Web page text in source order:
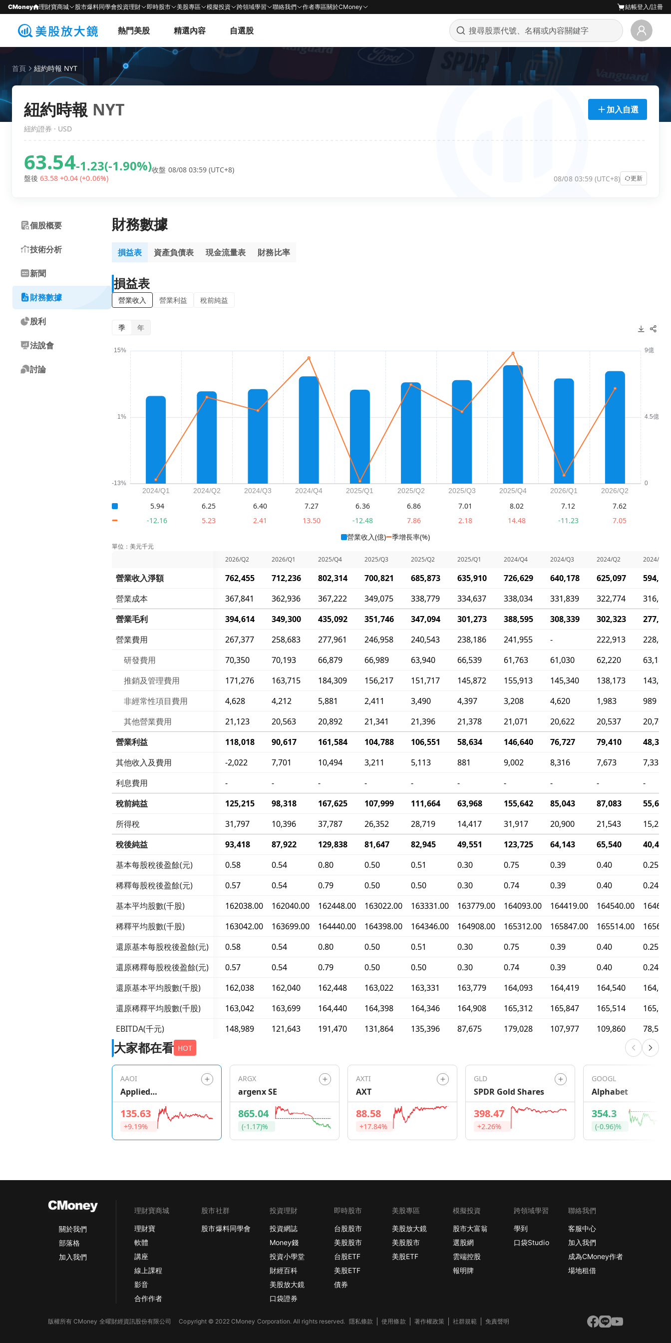
CMoney 理財寶商城 股市爆料同學會投資理財 即時股市 美股專區 模擬投資 跨領域學習 聯絡我們 作者專區關於CMoney 結帳登入/註冊
熱門美股 精選內容 自選股
首頁 紐約時報 NYT
紐約時報 NYT 加入自選
紐約證券 · USD
63.54-1.23(-1.90%)收盤 08/08 03:59 (UTC+8)
盤後63.58+0.04(+0.06%) 08/08 03:59 (UTC+8) 更新
個股概要
技術分析
新聞
財務數據
股利
法說會
討論
財務數據
損益表 資產負債表 現金流量表 財務比率
損益表
營業收入 營業利益 稅前純益
季 年
5.94 6.25 6.40 7.27 6.36 6.86 7.01 8.02 7.12
7.62
-12.16
5.23 2.41 13.50 -12.48 7.86 2.18 14.48 -11.23
7.05
營業收入(億)
季增長率(%)
單位：美元千元
2026/Q2
2026/Q1 2025/Q4 2025/Q3 2025/Q2 2025/Q1 2024/Q4 2024/Q3 2024/Q2 2024/Q1
營業收入淨額 762,455 712,236 802,314 700,821 685,873 635,910 726,629 640,178 625,097
營業成本
367,841 362,936 367,222 349,075 338,779 334,637 338,034 331,839 322,774
營業毛利
394,614 349,300 435,092 351,746 347,094 301,273 388,595 308,339 302,323
營業費用
267,377 258,683 277,961 246,958 240,543 238,186 241,955 - 222,913
研發費用
70,350 70,193 66,879 66,989 63,940 66,539 61,763 61,030 62,220
63,185
推銷及管理費用
171,276 163,715 184,309 156,217 151,717 145,872 155,913 145,340 138,173
非經常性項目費用
4,628 4,212 5,881 2,411 3,490 4,397 3,208 4,620 1,983
989
其他營業費用
21,123 20,563 20,892 21,341 21,396 21,378 21,071 20,622 20,537
20,706
營業利益
118,018 90,617 161,584 104,788 106,551 58,634 146,640 76,727 79,410
48,319
其他收入及費用
-2,022 7,701 10,494 3,211 5,113 881 9,002 8,316 7,673
7,336
利息費用
- - - - - - - - -
-
稅前純益
125,215 98,318 167,625 107,999 111,664 63,968 155,642 85,043 87,083
55,655
所得稅
31,797 10,396 37,787 26,352 28,719 14,417 31,917 20,900 21,543
15,238
稅後純益
93,418 87,922 129,838 81,647 82,945 49,551 123,725 64,143 65,540
40,417
基本每股稅後盈餘(元)
0.58 0.54 0.80 0.50 0.51 0.30 0.75 0.39 0.40
0.25
稀釋每股稅後盈餘(元)
0.57 0.54 0.79 0.50 0.50 0.30 0.74 0.39 0.40
0.24
基本平均股數(千股)
162038.00 162040.00 162448.00 163022.00 163331.00 163779.00 164093.00 164419.00 164540.00
稀釋平均股數(千股)
163042.00 163699.00 164440.00 164398.00 164346.00 164908.00 165312.00 165847.00 165514.00
還原基本每股稅後盈餘(元)
0.58 0.54 0.80 0.50 0.51 0.30 0.75 0.39 0.40
0.25
還原稀釋每股稅後盈餘(元)
0.57 0.54 0.79 0.50 0.50 0.30 0.74 0.39 0.40
0.24
還原基本平均股數(千股)
162,038 162,040 162,448 163,022 163,331 163,779 164,093 164,419 164,540
還原稀釋平均股數(千股)
163,042 163,699 164,440 164,398 164,346 164,908 165,312 165,847 165,514
EBITDA(千元)
148,989 121,643 191,470 131,864 135,396 87,675 179,028 107,977 109,860 78,582
大家都在看 HOT
AAOI
Applied
Optoelectronics
135.63
+9.19%
ARGX
argenx SE
865.04
(-1.17)%
AXTI
AXT
88.58
+17.84%
GLD
SPDR Gold Shares
398.47
+2.26%
GOOGL
Alphabet
354.3
(-0.96)%
關於我們
部落格
加入我們
理財寶商城
理財寶
軟體
講座
線上課程
影音
合作作者
股市社群
股市爆料同學會
投資理財
投資網誌
Money錢
投資小學堂
財經百科
美股放大鏡
口袋證券
即時股市
台股股市
美股股市
台股ETF
美股ETF
債券
美股專區
美股放大鏡
美股股市
美股ETF
模擬投資
股市大富翁
選股網
雲端控股
報明牌
跨領域學習
學到
口袋Studio
聯絡我們
客服中心
加入我們
成為CMoney作者
場地租借
版權所有 CMoney 全曜財經資訊股份有限公司Copyright © 2022 CMoney Corporation. All rights reserved. 隱私條款 使用條款 著作權政策 社群規範 免責聲明